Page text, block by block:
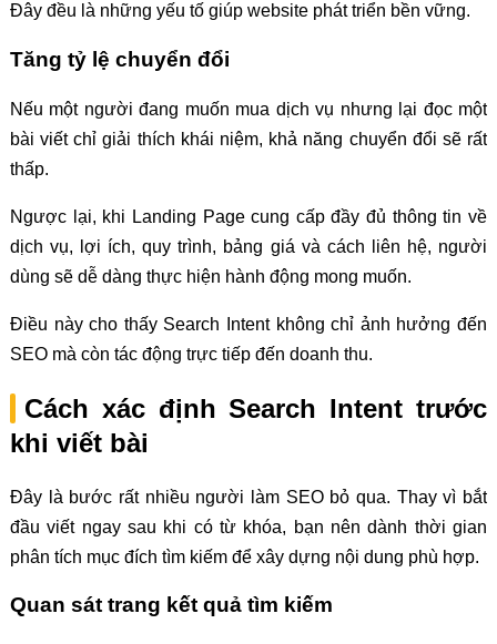
Đây đều là những yếu tố giúp website phát triển bền vững.
Tăng tỷ lệ chuyển đổi
Nếu một người đang muốn mua dịch vụ nhưng lại đọc một
bài viết chỉ giải thích khái niệm, khả năng chuyển đổi sẽ rất
thấp.
Ngược lại, khi Landing Page cung cấp đầy đủ thông tin về
dịch vụ, lợi ích, quy trình, bảng giá và cách liên hệ, người
dùng sẽ dễ dàng thực hiện hành động mong muốn.
Điều này cho thấy Search Intent không chỉ ảnh hưởng đến
SEO mà còn tác động trực tiếp đến doanh thu.
Cách xác định Search Intent trước
khi viết bài
Đây là bước rất nhiều người làm SEO bỏ qua. Thay vì bắt
đầu viết ngay sau khi có từ khóa, bạn nên dành thời gian
phân tích mục đích tìm kiếm để xây dựng nội dung phù hợp.
Quan sát trang kết quả tìm kiếm